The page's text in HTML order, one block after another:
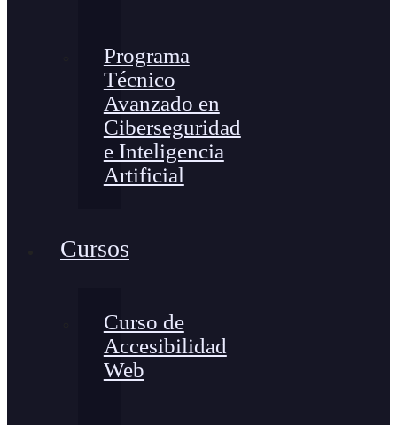
Programa
Técnico
Avanzado en
Ciberseguridad
e Inteligencia
Artificial
Cursos
Curso de
Accesibilidad
Web